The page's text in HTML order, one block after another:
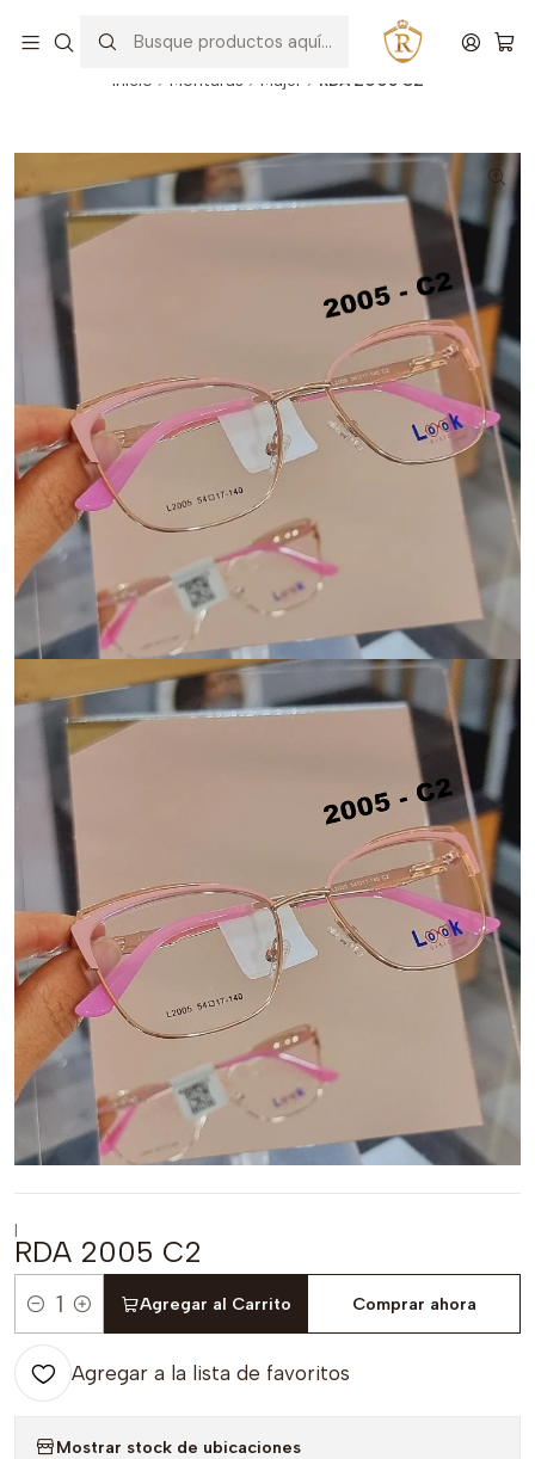
WhatsApp
Inicio Monturas Mujer RDA 2005 C2
|
RDA 2005 C2
Cantidad
Agregar al Carrito Comprar ahora
Agregar a la lista de favoritos
Mostrar stock de ubicaciones